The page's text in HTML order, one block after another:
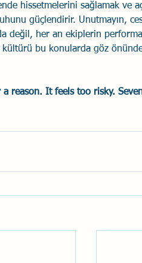
hissetmelerini sağlamak ve
güçlendirir. Unutmayın,
değil, her an ekiplerin
kültürü bu konularda göz
a reason. It feels too risky.